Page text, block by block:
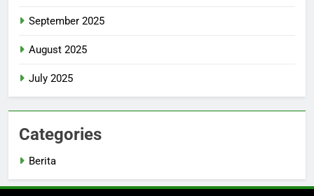
September 2025
August 2025
July 2025
Categories
Berita